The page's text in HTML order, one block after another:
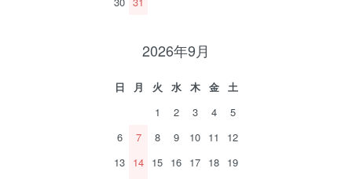
2026年9月
日 月 火 水 木 金
土
1
2 3 4
5
6
7 8 9 10 11
12
13 14 15 16 17 18 19